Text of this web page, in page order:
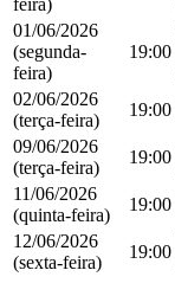
feira)
01/06/2026
(segunda-
feira)
19:00
02/06/2026
(terça-feira)
19:00
09/06/2026
(terça-feira)
19:00
11/06/2026
(quinta-feira)
19:00
12/06/2026
(sexta-feira)
19:00